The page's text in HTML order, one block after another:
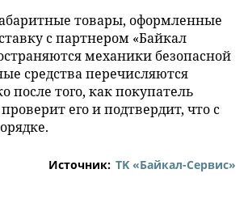
товары, оформленные
с партнером «Байкал
механики безопасной
средства перечисляются
после того, как покупатель
его и подтвердит, что с
Источник: ТK «Байкал-Сервис»